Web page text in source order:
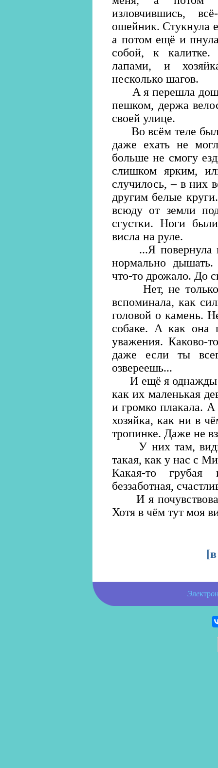
изловчившись,
ошейник. Стукнула
а потом ещё и
собой, к калитке.
лапами, и
несколько шагов.
А я перешла
пешком, держа
своей улице.
Во всём теле
даже ехать не
больше не смогу
слишком ярким,
случилось, – в них
другим белые
всюду от земли
сгустки. Ноги
висла на руле.
...Я повернула
нормально
что-то дрожало. До
Нет, не только
вспоминала, как
головой о камень.
собаке. А как она
уважения. Каково-
даже если ты
озвереешь...
И ещё я однажды
как их маленькая
и громко плакала. А
хозяйка, как ни в
тропинке. Даже не
У них там,
такая, как у нас с
Какая-то
беззаботная,
И я
Хотя в чём тут моя
[
Электро